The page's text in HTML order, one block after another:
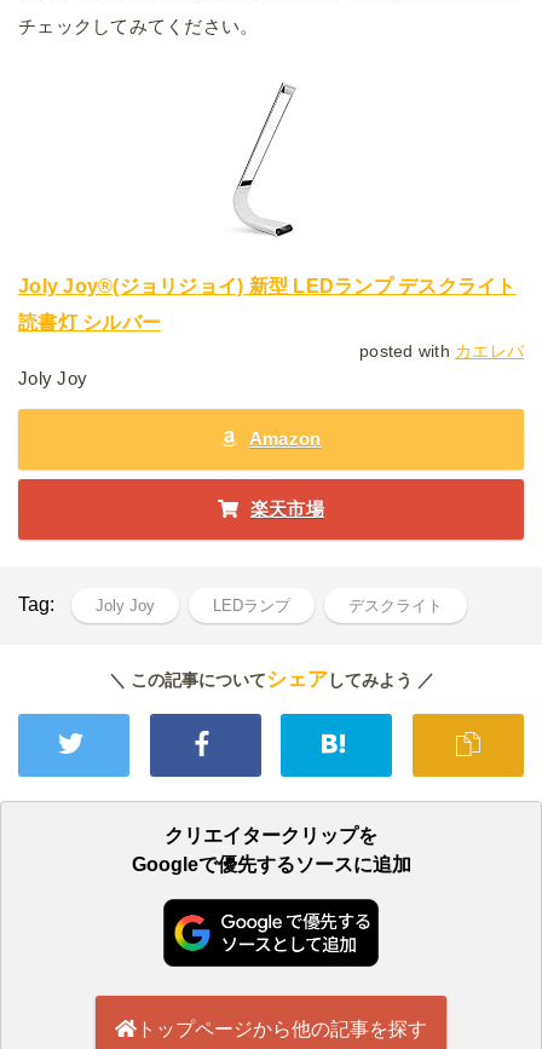
チェックしてみてください。
Joly Joy®(ジョリジョイ) 新型 LEDランプ デスクライト
読書灯 シルバー
posted with カエレバ
Joly Joy
Amazon
楽天市場
Tag: Joly Joy LEDランプ デスクライト
＼ この記事についてシェアしてみよう ／
クリエイタークリップを
Googleで優先するソースに追加
トップページから他の記事を探す